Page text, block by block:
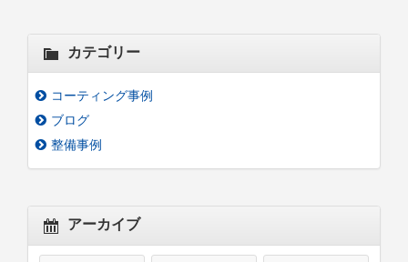
カテゴリー
コーティング事例
ブログ
整備事例
アーカイブ